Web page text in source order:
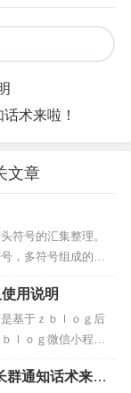
版本支持手机
ｎｄ　（ｍａｘ
术来啦！
文章
符号的汇集整理。
，多符号组成的箭
← → ↖ ↗ ↙ ↘
➻ ➴ ➵ ➶
➮ ➯ ➱ ➲
➞ ➟ ➠ ➡
用说明
基于ｚｂｌｏｇ后
ｌｏｇ微信小程序
安装ｚｂｌｏｇ微
并启用插件，配置
群通知话术来